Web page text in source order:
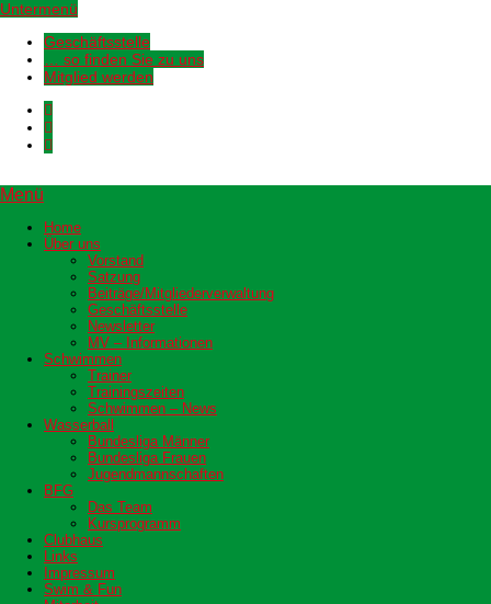
Untermenü
Geschäftsstelle
… so finden Sie zu uns
Mitglied werden
Menü
Home
Über uns
Vorstand
Satzung
Beiträge/Mitgliederverwaltung
Geschäftsstelle
Newsletter
MV – Informationen
Schwimmen
Trainer
Trainingszeiten
Schwimmen – News
Wasserball
Bundesliga Männer
Bundesliga Frauen
Jugendmannschaften
BFG
Das Team
Kursprogramm
Clubhaus
Links
Impressum
Swim & Fun